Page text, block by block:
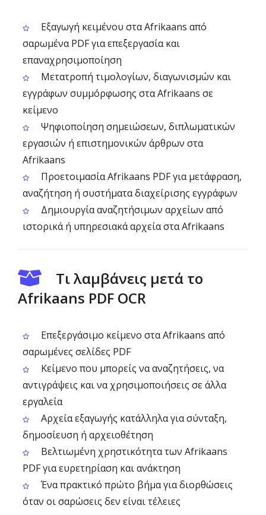
Εξαγωγή κειμένου στα Afrikaans από
σαρωμένα PDF για επεξεργασία και
επαναχρησιμοποίηση
Μετατροπή τιμολογίων, διαγωνισμών και
εγγράφων συμμόρφωσης στα Afrikaans σε
κείμενο
Ψηφιοποίηση σημειώσεων, διπλωματικών
εργασιών ή επιστημονικών άρθρων στα
Afrikaans
Προετοιμασία Afrikaans PDF για μετάφραση,
αναζήτηση ή συστήματα διαχείρισης εγγράφων
Δημιουργία αναζητήσιμων αρχείων από
ιστορικά ή υπηρεσιακά αρχεία στα Afrikaans
Τι λαμβάνεις μετά το
Afrikaans PDF OCR
Επεξεργάσιμο κείμενο στα Afrikaans από
σαρωμένες σελίδες PDF
Κείμενο που μπορείς να αναζητήσεις, να
αντιγράψεις και να χρησιμοποιήσεις σε άλλα
εργαλεία
Αρχεία εξαγωγής κατάλληλα για σύνταξη,
δημοσίευση ή αρχειοθέτηση
Βελτιωμένη χρηστικότητα των Afrikaans
PDF για ευρετηρίαση και ανάκτηση
Ένα πρακτικό πρώτο βήμα για διορθώσεις
όταν οι σαρώσεις δεν είναι τέλειες